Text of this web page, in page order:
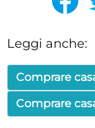
Leggi anche:
Comprare
Comprare